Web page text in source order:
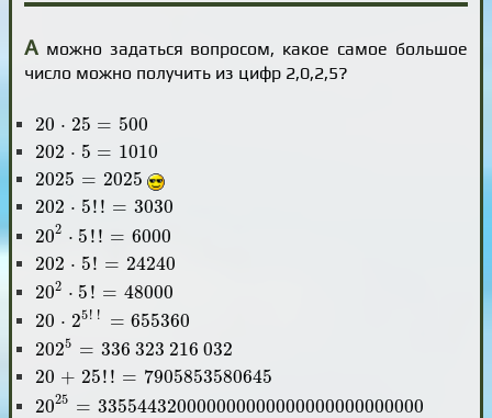
А можно задаться вопросом, какое самое большое
число можно получить из цифр 2,0,2,5?
20 ⋅ 25 = 500
20 25= 500
202 ⋅ 5 = 1010
202 5= 1010
2025 = 2025
2025 =2025
202 ⋅ 5!! = 3030
202 5! != 3030
202 ⋅ 5!! = 6000
202 5! ! = 6000
202 ⋅ 5! = 24240
202 5! = 240
202 ⋅ 5! = 48000
202 5! = 000
20 ⋅ 25! ! = 655360
20 25!! = 655360
2025 = 336 323 216 032
2025 336 323 216 032
20 + 25!! = 7905853580645
20 +25!! = 7 905853580645
2025 = 335544320000000000000000000000000
2025 335544 320 000000 000 000000 000 000000